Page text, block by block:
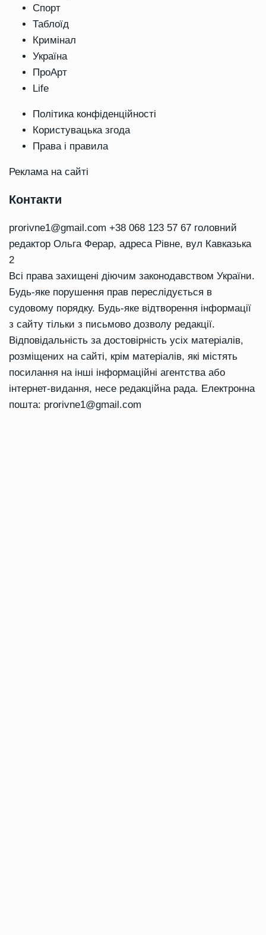
Спорт
Таблоїд
Кримінал
Україна
ПроАрт
Life
Політика конфіденційності
Користувацька згода
Права і правила
Реклама на сайті
Контакти
prorivne1@gmail.com +38 068 123 57 67 головний
редактор Ольга Ферар, адреса Рівне, вул Кавказька
2
Всі права захищені діючим законодавством України.
Будь-яке порушення прав переслідується в
судовому порядку. Будь-яке відтворення інформації
з сайту тільки з письмово дозволу редакції.
Відповідальність за достовірність усіх матеріалів,
розміщених на сайті, крім матеріалів, які містять
посилання на інші інформаційні агентства або
інтернет-видання, несе редакційна рада. Електронна
пошта: prorivne1@gmail.com